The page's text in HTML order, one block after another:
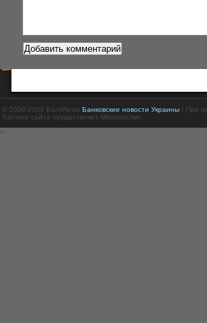
© 2008-2020 BankNews Банковские новости Украины| При
Хостинг сайта осуществляет Mirohost.net.
<